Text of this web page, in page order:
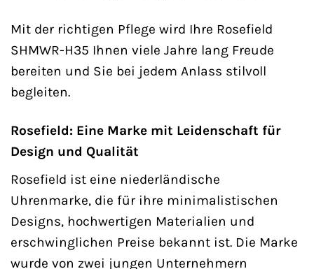
Mit der richtigen Pflege wird Ihre Rosefield
SHMWR-H35 Ihnen viele Jahre lang Freude
bereiten und Sie bei jedem Anlass stilvoll
begleiten.
Rosefield: Eine Marke mit Leidenschaft für
Design und Qualität
Rosefield ist eine niederländische
Uhrenmarke, die für ihre minimalistischen
Designs, hochwertigen Materialien und
erschwinglichen Preise bekannt ist. Die Marke
wurde von zwei jungen Unternehmern